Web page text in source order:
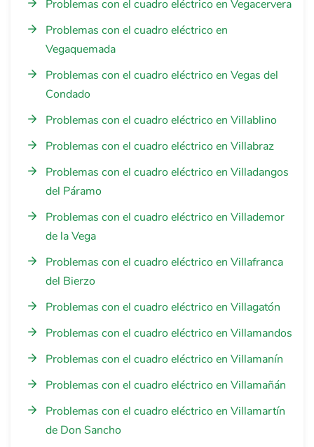
Problemas con el cuadro eléctrico en Vegacervera
Problemas con el cuadro eléctrico en
Vegaquemada
Problemas con el cuadro eléctrico en Vegas del
Condado
Problemas con el cuadro eléctrico en Villablino
Problemas con el cuadro eléctrico en Villabraz
Problemas con el cuadro eléctrico en Villadangos
del Páramo
Problemas con el cuadro eléctrico en Villademor
de la Vega
Problemas con el cuadro eléctrico en Villafranca
del Bierzo
Problemas con el cuadro eléctrico en Villagatón
Problemas con el cuadro eléctrico en Villamandos
Problemas con el cuadro eléctrico en Villamanín
Problemas con el cuadro eléctrico en Villamañán
Problemas con el cuadro eléctrico en Villamartín
de Don Sancho